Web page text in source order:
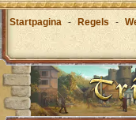
Startpagina - Regels -